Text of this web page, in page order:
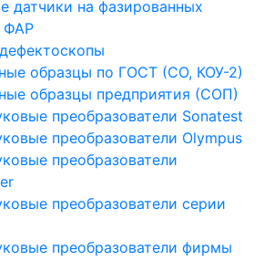
датчики на фазированных
ФАР
образцы по ГОСТ (СО, КОУ-2)
образцы предприятия (СОП)
преобразователи Sonatest
преобразователи Olympus
преобразователи
преобразователи серии
преобразователи фирмы